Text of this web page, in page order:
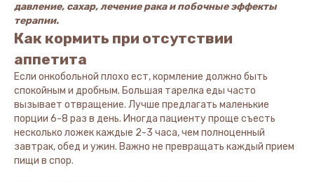
давление, сахар, лечение рака и побочные эффекты
терапии.
Как кормить при отсутствии
аппетита
Если онкобольной плохо ест, кормление должно быть
спокойным и дробным. Большая тарелка еды часто
вызывает отвращение. Лучше предлагать маленькие
порции 6-8 раз в день. Иногда пациенту проще съесть
несколько ложек каждые 2-3 часа, чем полноценный
завтрак, обед и ужин. Важно не превращать каждый прием
пищи в спор.